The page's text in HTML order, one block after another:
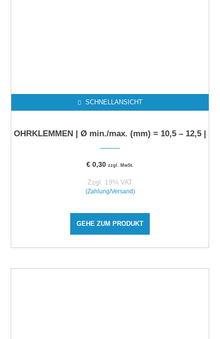
SCHNELLANSICHT
OHRKLEMMEN | Ø min./max. (mm) = 10,5 – 12,5 |
€ 0,30 zzgl. MwSt.
Zzgl. 19% VAT
(Zahlung/Versand)
GEHE ZUM PRODUKT